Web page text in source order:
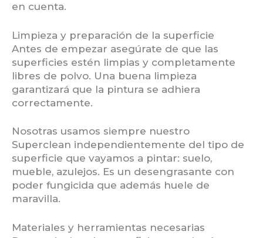
en cuenta.
Limpieza y preparación de la superficie
Antes de empezar asegúrate de que las
superficies estén limpias y completamente
libres de polvo. Una buena limpieza
garantizará que la pintura se adhiera
correctamente.
Nosotras usamos siempre nuestro
Superclean independientemente del tipo de
superficie que vayamos a pintar: suelo,
mueble, azulejos. Es un desengrasante con
poder fungicida que además huele de
maravilla.
Materiales y herramientas necesarias